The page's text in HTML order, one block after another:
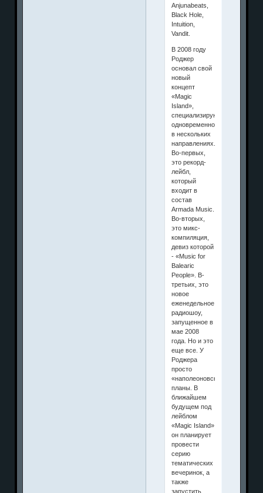
Anjunabeats,
Black Hole,
Intuition,
Vandit.
В 2008 году
Роджер
основал свой
новый
концепт
«Magic
Island»,
специализирующийся
одновременно
в нескольких
направлениях.
Во-первых,
это рекорд-
лейбл,
который
входит в
состав
Armada Music.
Во-вторых,
это микс-
компиляция,
девиз которой
- «Music for
Balearic
People». В-
третьих, это
новое
еженедельное
радиошоу,
запущенное в
мае 2008
года. Но и это
еще все. У
Роджера
просто
«наполеоновские»
планы. В
ближайшем
будущем под
лейблом
«Magic Island»
он планирует
провести
серию
тематических
вечеринок, а
также
запустить